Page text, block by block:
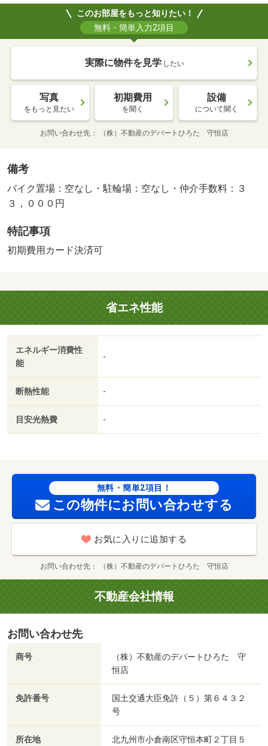
このお部屋をもっと知りたい！
無料・簡単入力2項目
実際に物件を見学 したい
写真
をもっと見たい
初期費用
を聞く
設備
について聞く
お問い合わせ先 （株）不動産のデパートひろた 守恒店
備考
バイク置場：空なし・駐輪場：空なし・仲介手数料：３
３，０００円
特記事項
初期費用カード決済可
省エネ性能
エネルギー消費性
能
-
断熱性能 -
目安光熱費 -
無料・簡単2項目！
この物件にお問い合わせする
お気に入りに追加する
お問い合わせ先 （株）不動産のデパートひろた 守恒店
不動産会社情報
お問い合わせ先
商号
（株）不動産のデパートひろた 守
恒店
免許番号
国土交通大臣免許（５）第６４３２
号
所在地
北九州市小倉南区守恒本町２丁目５